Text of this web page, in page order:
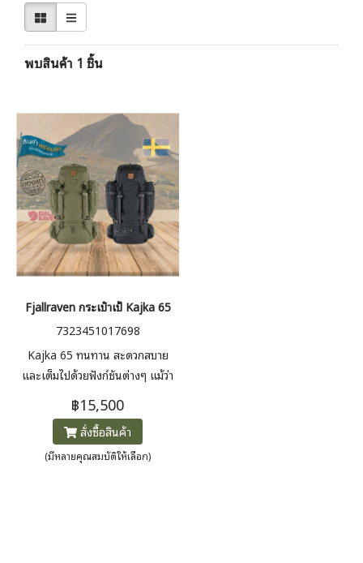
พบสินค้า 1 ชิ้น
Fjallraven กระเป๋าเป้ Kajka 65
7323451017698
Kajka 65 ทนทาน สะดวกสบาย
และเต็มไปด้วยฟังก์ชันต่างๆ แม้ว่า
แต่ Kajka 65 มีการออกแบบใหม่
ที่เบากว่าพร้อมฟังก์ชั่นที่ได้รับการ
ปรับแต่ง การบุและส่วนเสริมที่ทำ
฿15,500
สั่งซื้อสินค้า
(มีหลายคุณสมบัติให้เลือก)